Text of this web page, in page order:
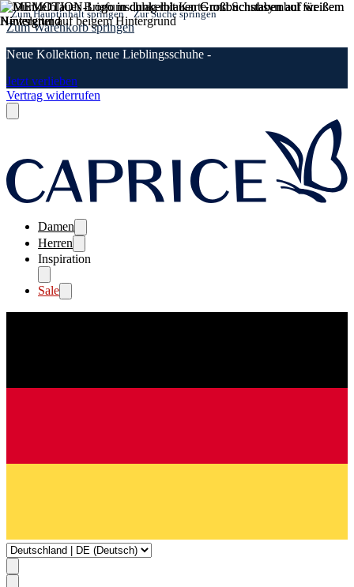
Zum Hauptinhalt springen Zur Suche springen
Zum Warenkorb springen
Neue Kollektion, neue Lieblingsschuhe -
Jetzt verlieben
Vertrag widerrufen
Damen
Herren
Inspiration
Sale